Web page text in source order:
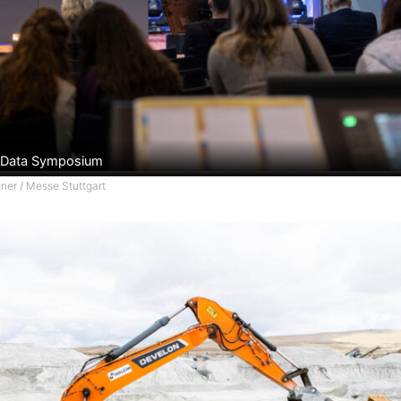
Symposium
/ Messe Stuttgart